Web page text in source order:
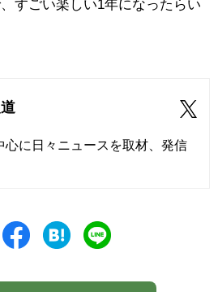
すごい楽しい1年になったらい
心に日々ニュースを取材、発信